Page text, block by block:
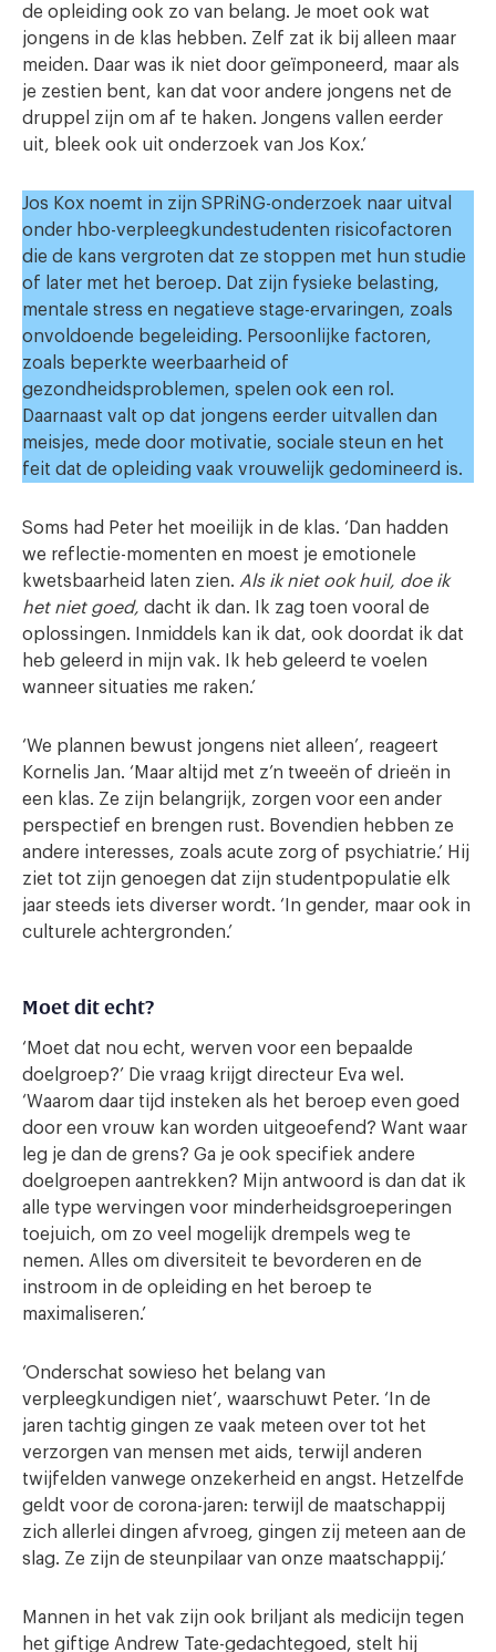
de opleiding ook zo van belang. Je moet ook wat
jongens in de klas hebben. Zelf zat ik bij alleen maar
meiden. Daar was ik niet door geïmponeerd, maar als
je zestien bent, kan dat voor andere jongens net de
druppel zijn om af te haken. Jongens vallen eerder
uit, bleek ook uit onderzoek van Jos Kox.’
Jos Kox noemt in zijn SPRiNG-onderzoek naar uitval
onder hbo-verpleegkundestudenten risicofactoren
die de kans vergroten dat ze stoppen met hun studie
of later met het beroep. Dat zijn fysieke belasting,
mentale stress en negatieve stage-ervaringen, zoals
onvoldoende begeleiding. Persoonlijke factoren,
zoals beperkte weerbaarheid of
gezondheidsproblemen, spelen ook een rol.
Daarnaast valt op dat jongens eerder uitvallen dan
meisjes, mede door motivatie, sociale steun en het
feit dat de opleiding vaak vrouwelijk gedomineerd is.
Soms had Peter het moeilijk in de klas. ‘Dan hadden
we reflectie-momenten en moest je emotionele
kwetsbaarheid laten zien. Als ik niet ook huil, doe ik
het niet goed, dacht ik dan. Ik zag toen vooral de
oplossingen. Inmiddels kan ik dat, ook doordat ik dat
heb geleerd in mijn vak. Ik heb geleerd te voelen
wanneer situaties me raken.’
‘We plannen bewust jongens niet alleen’, reageert
Kornelis Jan. ‘Maar altijd met z’n tweeën of drieën in
een klas. Ze zijn belangrijk, zorgen voor een ander
perspectief en brengen rust. Bovendien hebben ze
andere interesses, zoals acute zorg of psychiatrie.’ Hij
ziet tot zijn genoegen dat zijn studentpopulatie elk
jaar steeds iets diverser wordt. ‘In gender, maar ook in
culturele achtergronden.’
Moet dit echt?
‘Moet dat nou echt, werven voor een bepaalde
doelgroep?’ Die vraag krijgt directeur Eva wel.
‘Waarom daar tijd insteken als het beroep even goed
door een vrouw kan worden uitgeoefend? Want waar
leg je dan de grens? Ga je ook specifiek andere
doelgroepen aantrekken? Mijn antwoord is dan dat ik
alle type wervingen voor minderheidsgroeperingen
toejuich, om zo veel mogelijk drempels weg te
nemen. Alles om diversiteit te bevorderen en de
instroom in de opleiding en het beroep te
maximaliseren.’
‘Onderschat sowieso het belang van
verpleegkundigen niet’, waarschuwt Peter. ‘In de
jaren tachtig gingen ze vaak meteen over tot het
verzorgen van mensen met aids, terwijl anderen
twijfelden vanwege onzekerheid en angst. Hetzelfde
geldt voor de corona-jaren: terwijl de maatschappij
zich allerlei dingen afvroeg, gingen zij meteen aan de
slag. Ze zijn de steunpilaar van onze maatschappij.’
Mannen in het vak zijn ook briljant als medicijn tegen
het giftige Andrew Tate-gedachtegoed, stelt hij